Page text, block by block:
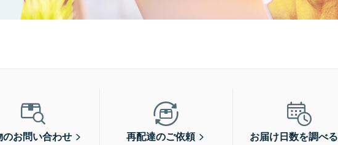
のお問い合わせ 再配達のご依頼 お届け日数を調べる